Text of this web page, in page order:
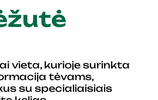
vieta, kurioje surinkta
tėvams,
su specialiaisiais